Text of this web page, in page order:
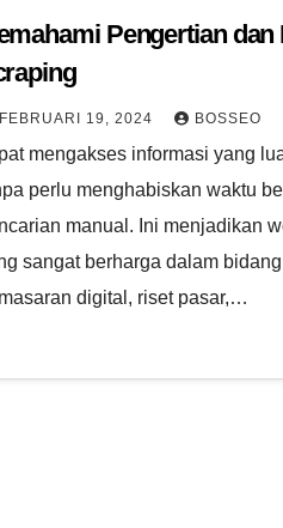
Pengertian dan
FEBRUARI 19, 2024 BOSSEO
mengakses informasi yang
perlu menghabiskan waktu
manual. Ini menjadikan
sangat berharga dalam
digital, riset pasar,…